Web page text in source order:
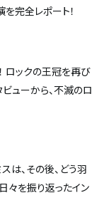
完全レポート！
ロックの王冠を再び
ューから、不滅のロ
は、その後、どう羽
々を振り返ったイン